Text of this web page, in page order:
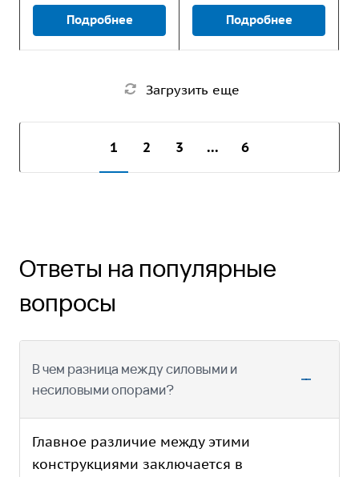
Подробнее Подробнее
Загрузить еще
1 2 3 ... 6
Ответы на популярные
вопросы
В чем разница между силовыми и
несиловыми опорами?
Главное различие между этими
конструкциями заключается в